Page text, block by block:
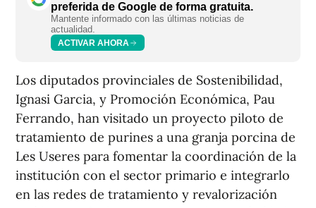
preferida de Google de forma gratuita.
Mantente informado con las últimas noticias de
actualidad.
ACTIVAR AHORA
Los diputados provinciales de Sostenibilidad,
Ignasi Garcia, y Promoción Económica, Pau
Ferrando, han visitado un proyecto piloto de
tratamiento de purines a una granja porcina de
Les Useres para fomentar la coordinación de la
institución con el sector primario e integrarlo
en las redes de tratamiento y revalorización